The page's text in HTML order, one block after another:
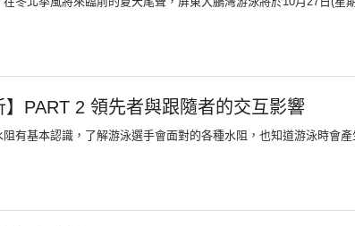
】PART 2 領先者與跟隨者的交互影響
有基本認識，了解游泳選手會面對的各種水阻，也知道游泳時會